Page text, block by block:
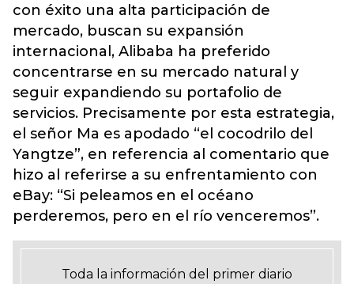
con éxito una alta participación de
mercado, buscan su expansión
internacional, Alibaba ha preferido
concentrarse en su mercado natural y
seguir expandiendo su portafolio de
servicios. Precisamente por esta estrategia,
el señor Ma es apodado “el cocodrilo del
Yangtze”, en referencia al comentario que
hizo al referirse a su enfrentamiento con
eBay: “Si peleamos en el océano
perderemos, pero en el río venceremos”.
Toda la información del primer diario